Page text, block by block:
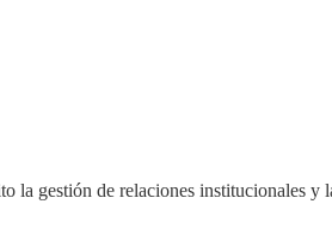
la gestión de relaciones institucionales y